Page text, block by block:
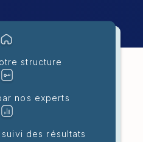
structure
nos experts
des résultats